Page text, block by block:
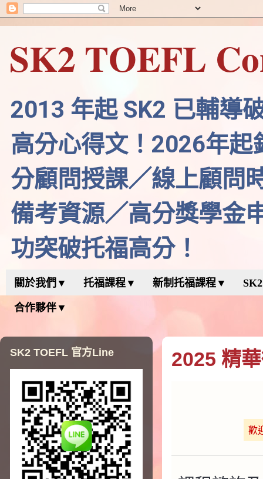
SK2 TOEFL
2013 年起 SK2 已輔導
高分心得文！2026年起
分顧問授課／線上顧問
備考資源／高分獎學金
功突破托福高分！
關於我們▼ 托福課程▼ 新制托福課程▼
合作夥伴▼
2025 精
歡
SK2 TOEFL 官方Line